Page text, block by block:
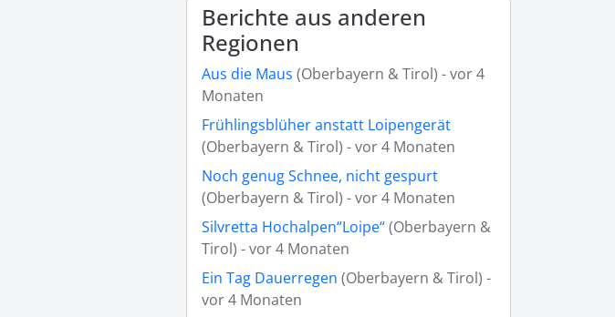
Berichte aus anderen
Regionen
Aus die Maus (Oberbayern & Tirol) - vor 4
Monaten
Frühlingsblüher anstatt Loipengerät
(Oberbayern & Tirol) - vor 4 Monaten
Noch genug Schnee, nicht gespurt
(Oberbayern & Tirol) - vor 4 Monaten
Silvretta Hochalpen“Loipe“(Oberbayern &
Tirol) - vor 4 Monaten
Ein Tag Dauerregen (Oberbayern & Tirol) -
vor 4 Monaten